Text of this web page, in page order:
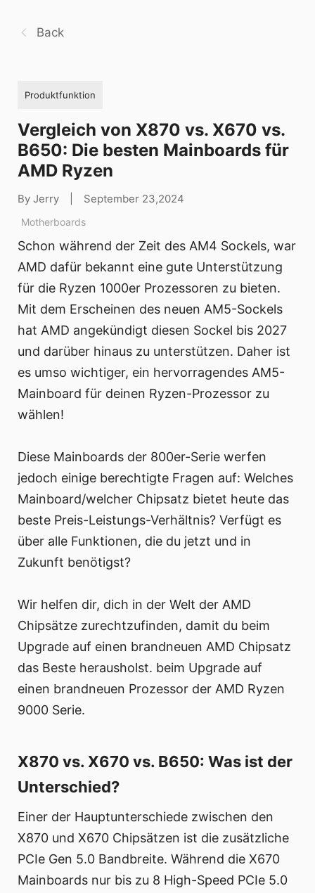
Back
Produktfunktion
Vergleich von X870 vs. X670 vs.
B650: Die besten Mainboards für
AMD Ryzen
By Jerry September 23,2024
Motherboards
Schon während der Zeit des AM4 Sockels, war
AMD dafür bekannt eine gute Unterstützung
für die Ryzen 1000er Prozessoren zu bieten.
Mit dem Erscheinen des neuen AM5-Sockels
hat AMD angekündigt diesen Sockel bis 2027
und darüber hinaus zu unterstützen. Daher ist
es umso wichtiger, ein hervorragendes AM5-
Mainboard für deinen Ryzen-Prozessor zu
wählen!
Diese Mainboards der 800er-Serie werfen
jedoch einige berechtigte Fragen auf: Welches
Mainboard/welcher Chipsatz bietet heute das
beste Preis-Leistungs-Verhältnis? Verfügt es
über alle Funktionen, die du jetzt und in
Zukunft benötigst?
Wir helfen dir, dich in der Welt der AMD
Chipsätze zurechtzufinden, damit du beim
Upgrade auf einen brandneuen AMD Chipsatz
das Beste herausholst. beim Upgrade auf
einen brandneuen Prozessor der AMD Ryzen
9000 Serie.
X870 vs. X670 vs. B650: Was ist der
Unterschied?
Einer der Hauptunterschiede zwischen den
X870 und X670 Chipsätzen ist die zusätzliche
PCIe Gen 5.0 Bandbreite. Während die X670
Mainboards nur bis zu 8 High-Speed PCIe 5.0